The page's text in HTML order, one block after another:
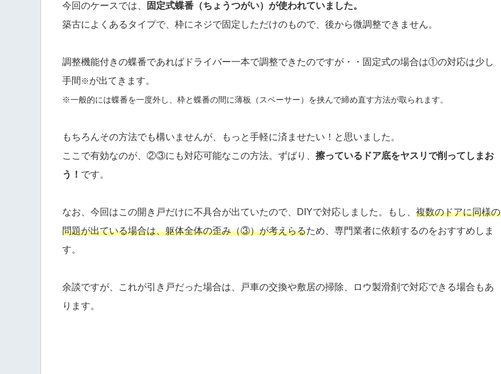
今回のケースでは、
固定式蝶番（ちょうつがい）が使われていました。
築古によくあるタイプで、枠にネジで固定しただけのもので、後から微調整できません。
調整機能付きの蝶番であればドライバー一本で調整できたのですが・・固定式の場合は①の対応は少し
手間 ※が出てきます。
※一般的には蝶番を一度外し、枠と蝶番の間に薄板（スペーサー）を挟んで締め直す方法が取られます。
もちろんその方法でも構いませんが、もっと手軽に済ませたい！と思いました。
ここで有効なのが、②③にも対応可能なこの方法。ずばり、 擦っているドア底をヤスリで削ってしまお
う！ です。
なお、今回はこの開き戸だけに不具合が出ていたので、DIYで対応しました。もし、 複数のドアに同様の
問題が出ている場合は、躯体全体の歪み（③）が考えらるため、専門業者に依頼するのをおすすめしま
す。
余談ですが、これが引き戸だった場合は、戸車の交換や敷居の掃除、ロウ製滑剤で対応できる場合もあ
ります。